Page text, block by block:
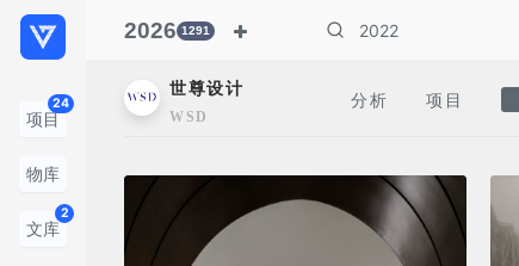
项目
24
物库
文库
2
2026 1291
世尊设计
WSD
分析 项目